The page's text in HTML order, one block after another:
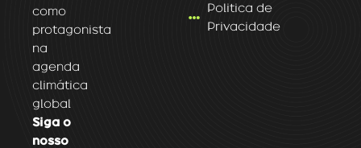
como
protagonista
na
agenda
climática
global
Siga o
nosso
Politica de
Privacidade